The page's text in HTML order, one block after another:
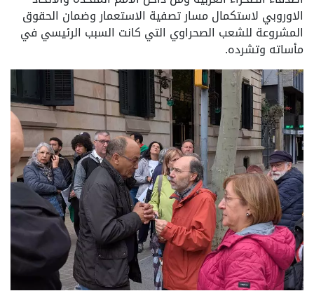
الاوروبي لاستكمال مسار تصفية الاستعمار وضمان الحقوق
المشروعة للشعب الصحراوي التي كانت السبب الرئيسي في
مأساته وتشرده.